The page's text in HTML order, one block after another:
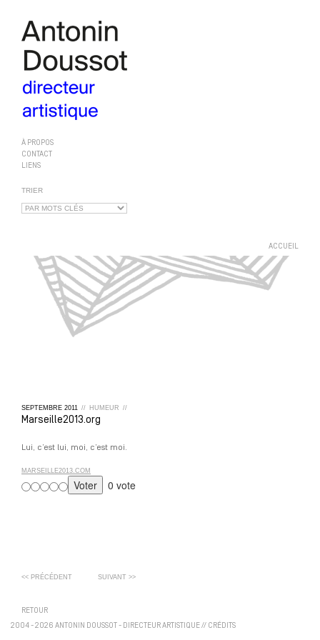
À PROPOS
CONTACT
LIENS
TRIER
ACCUEIL
SEPTEMBRE 2011 // HUMEUR //
Marseille2013.org
Lui, c’est lui, moi, c’est moi.
MARSEILLE2013.COM
0 vote
<< PRÉCÉDENT SUIVANT >>
RETOUR
2004 - 2026 ANTONIN DOUSSOT - DIRECTEUR ARTISTIQUE// CRÉDITS